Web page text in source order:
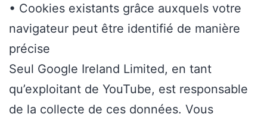
• Cookies existants grâce auxquels votre
navigateur peut être identifié de manière
précise
Seul Google Ireland Limited, en tant
qu’exploitant de YouTube, est responsable
de la collecte de ces données. Vous